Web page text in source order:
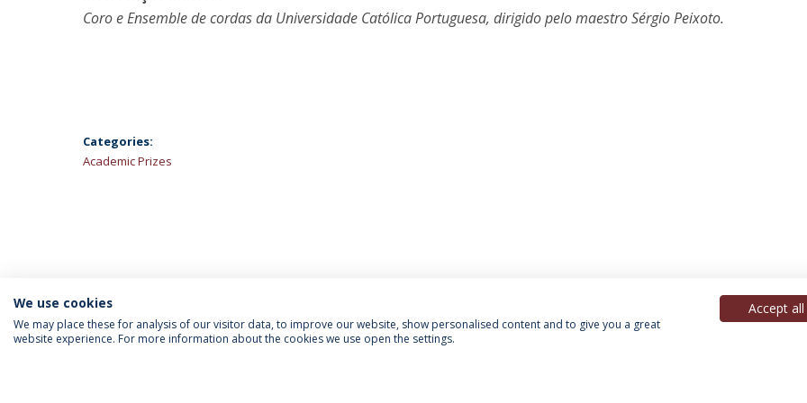
Coro e Ensemble de cordas da Universidade Católica Portuguesa, dirigido pelo maestro Sérgio Peixoto.
Categories:
Academic Prizes
We use cookies
We may place these for analysis of our visitor data, to improve our website, show personalised content and to give you a great
website experience. For more information about the cookies we use open the settings.
Accept all